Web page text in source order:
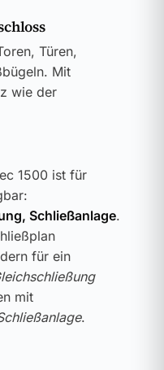
Türen,
Mit
wie der
1500 ist für
Schließanlage.
für ein
mit
.